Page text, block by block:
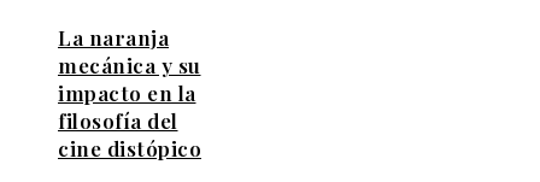
La naranja
mecánica y su
impacto en la
filosofía del
cine distópico